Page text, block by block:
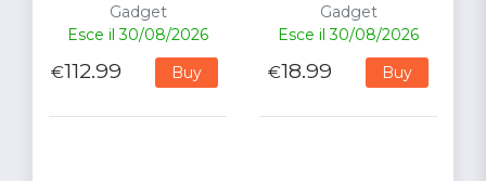
Gadget
Esce il 30/08/2026
€112.99 Buy
Gadget
Esce il 30/08/2026
€18.99 Buy